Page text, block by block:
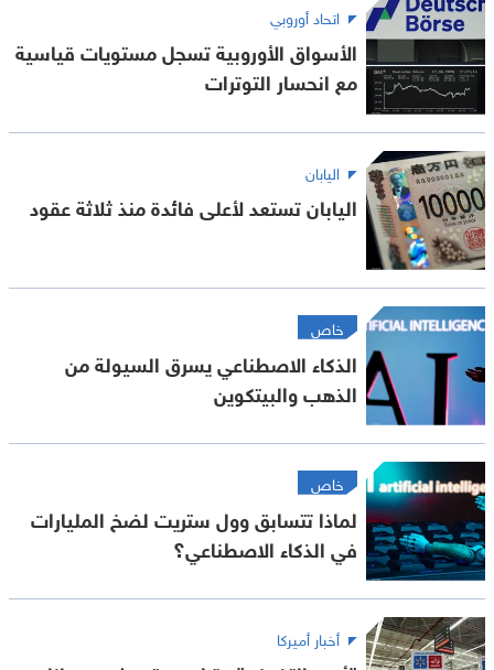
اتحاد أوروبي
الأسواق الأوروبية تسجل مستويات قياسية
مع انحسار التوترات
اليابان
اليابان تستعد لأعلى فائدة منذ ثلاثة عقود
خاص
الذكاء الاصطناعي يسرق السيولة من
الذهب والبيتكوين
خاص
لماذا تتسابق وول ستريت لضخ المليارات
في الذكاء الاصطناعي؟
أخبار أميركا